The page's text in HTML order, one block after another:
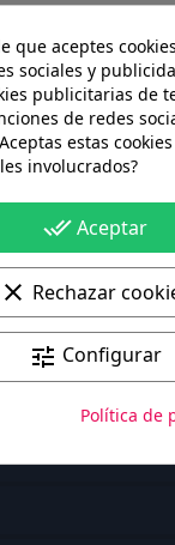
de más de 60€
+ envío
de 4 a 6 días +
que aceptes
sociales y
publicitarias de
de redes
estas
involucrados?
done_all Aceptar
clear Rechazar
tune Configurar
Política de